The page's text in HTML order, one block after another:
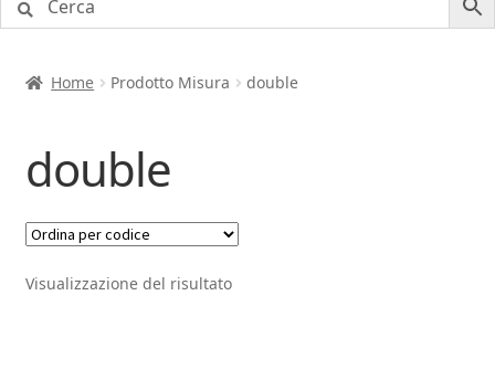
Home Prodotto Misura double
double
Visualizzazione del risultato